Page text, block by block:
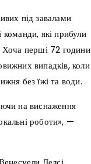
під завалами
які прибули
Хоча перші 72 години
випадків, коли
без їжі та води.
на виснаження
роботи», —